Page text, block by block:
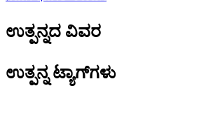
ಉತ್ಪನ್ನದ ವಿವರ
ಉತ್ಪನ್ನ ಟ್ಯಾಗ್‌ಗಳು